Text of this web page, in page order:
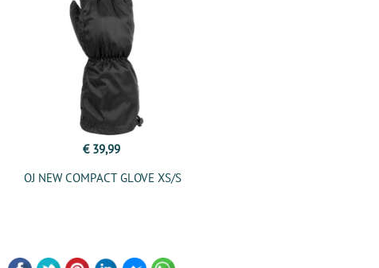
€ 39,99
OJ NEW COMPACT GLOVE XS/S